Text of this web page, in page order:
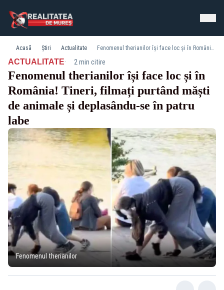
Acasă Știri Actualitate Fenomenul therianilor își face loc și în România! Tineri, filmați purtând măști de animale și deplasându-se în patru labe
ACTUALITATE· 2 min citire
Fenomenul therianilor își face loc și în
România! Tineri, filmați purtând măști
de animale și deplasându-se în patru
labe
Fenomenul therianilor